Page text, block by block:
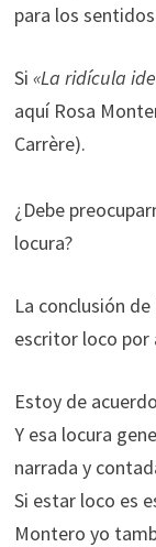
para los
Si «La ridícula
aquí Rosa
Carrère).
¿Debe
locura?
La conclusión
escritor loco por
Estoy de
Y esa locura
narrada y
Si estar loco es
Montero yo